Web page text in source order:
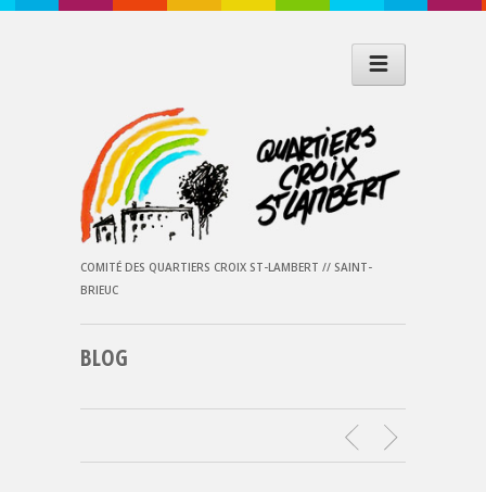
COMITÉ DES QUARTIERS CROIX ST-LAMBERT // SAINT-
BRIEUC
BLOG